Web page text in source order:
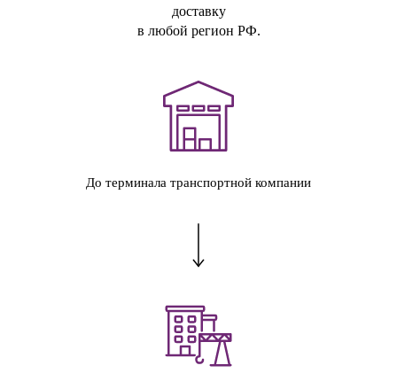
доставку
в любой регион РФ.
До терминала транспортной компании